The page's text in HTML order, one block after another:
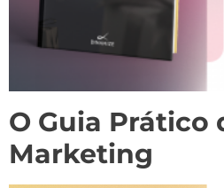
O Guia Prático
Marketing